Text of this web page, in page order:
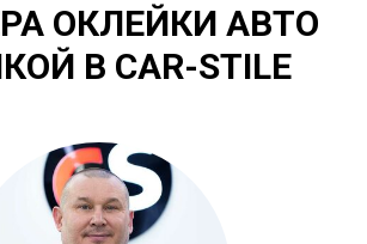
ОКЛЕЙКИ АВТО
В CAR-STILE